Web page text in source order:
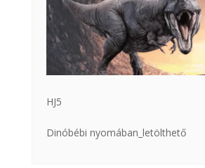
HJ5
Dinóbébi nyomában_letölthető